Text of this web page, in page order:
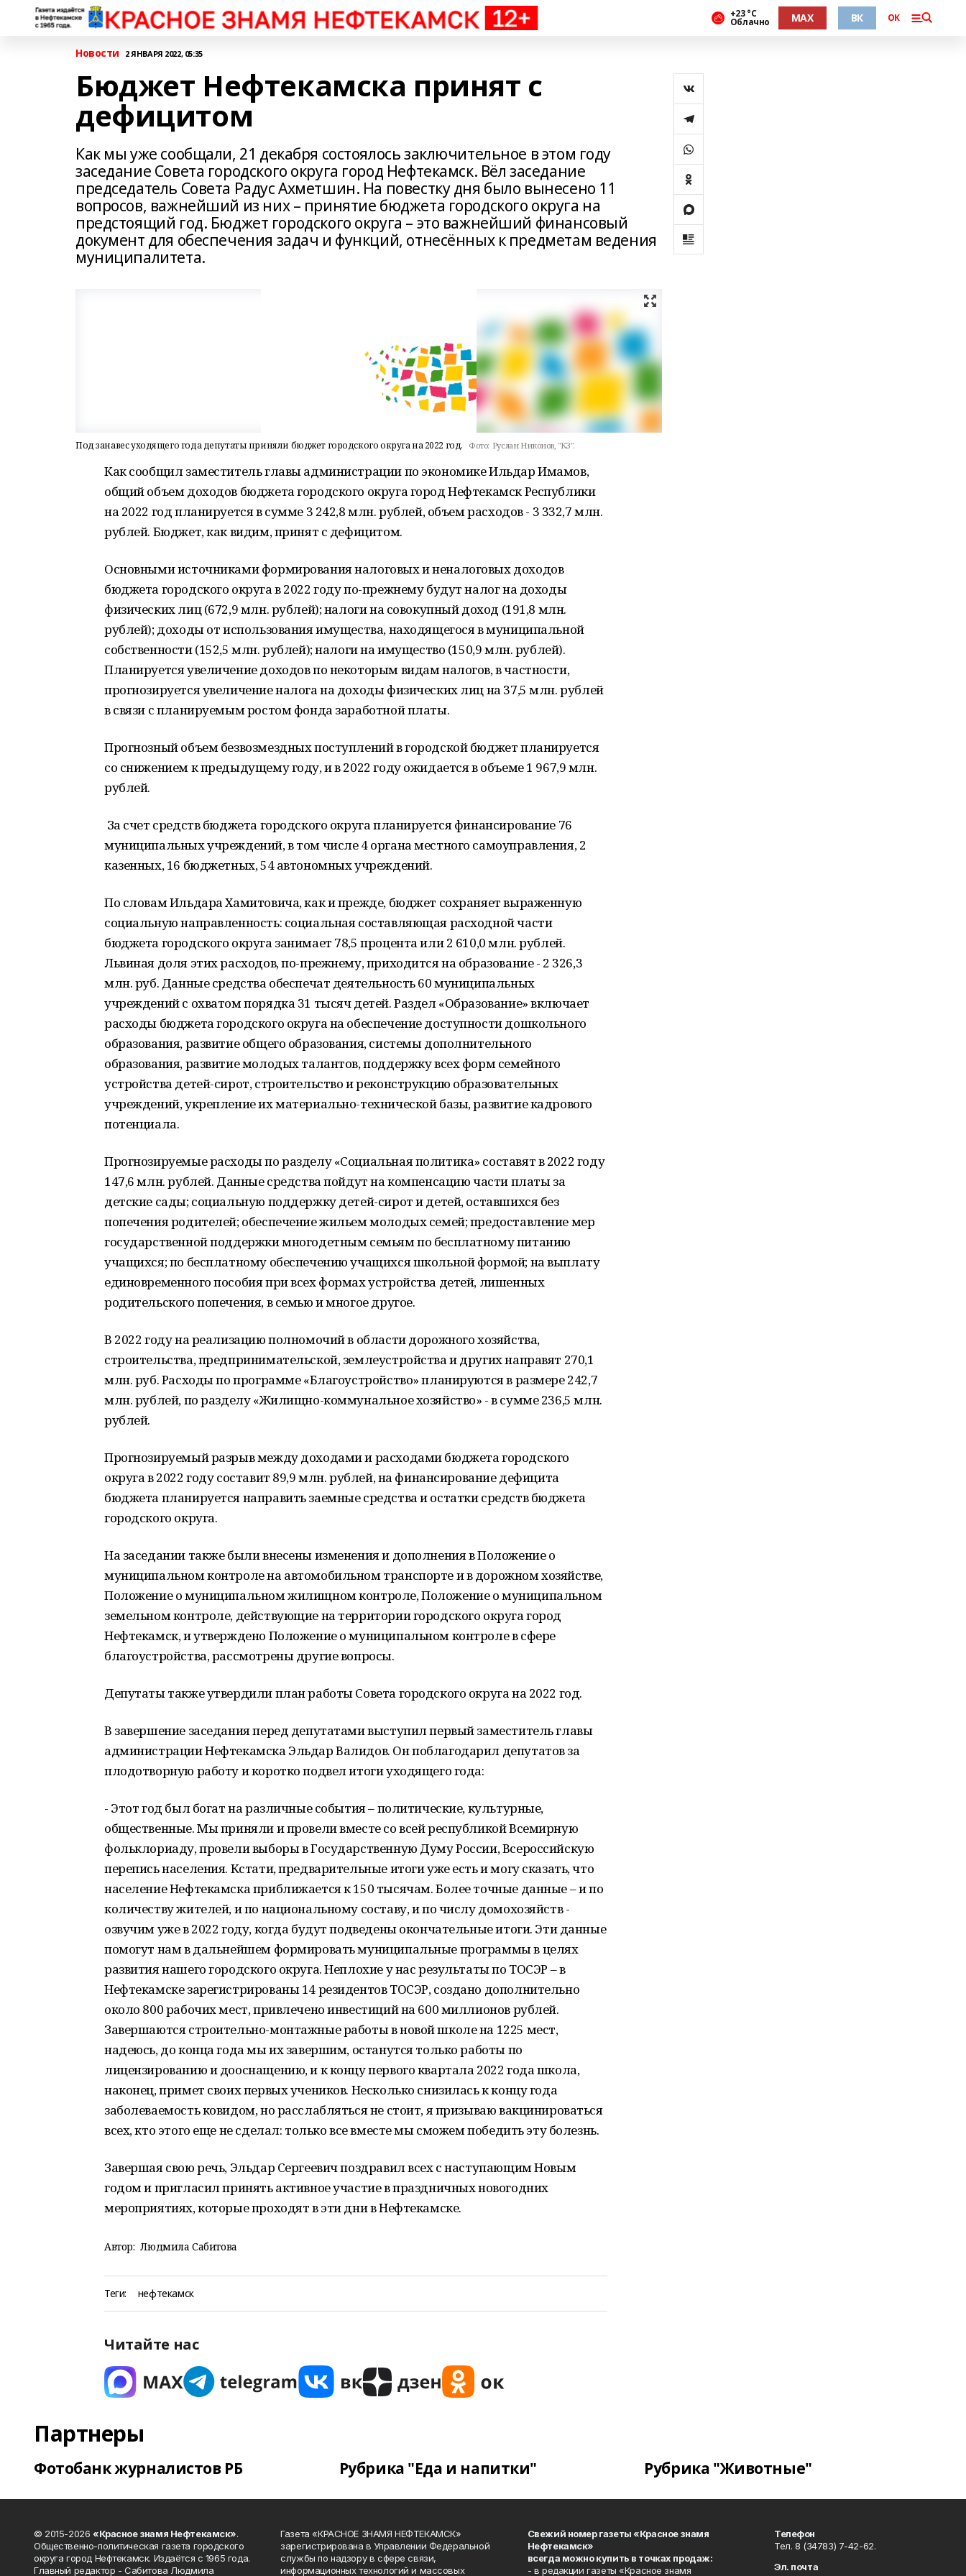
+23 °С
Облачно MAX ВК ОК
Новости 2 ЯНВАРЯ 2022, 05:35
Бюджет Нефтекамска принят с
дефицитом
Как мы уже сообщали, 21 декабря состоялось заключительное в этом году
заседание Совета городского округа город Нефтекамск. Вёл заседание
председатель Совета Радус Ахметшин. На повестку дня было вынесено 11
вопросов, важнейший из них – принятие бюджета городского округа на
предстоящий год. Бюджет городского округа – это важнейший финансовый
документ для обеспечения задач и функций, отнесённых к предметам ведения
муниципалитета.
Под занавес уходящего года депутаты приняли бюджет городского округа на 2022 год. Фото: Руслан Никонов, "КЗ".
Как сообщил заместитель главы администрации по экономике Ильдар Имамов,
общий объем доходов бюджета городского округа город Нефтекамск Республики
на 2022 год планируется в сумме 3 242,8 млн. рублей, объем расходов - 3 332,7 млн.
рублей. Бюджет, как видим, принят с дефицитом.
Основными источниками формирования налоговых и неналоговых доходов
бюджета городского округа в 2022 году по-прежнему будут налог на доходы
физических лиц (672,9 млн. рублей); налоги на совокупный доход (191,8 млн.
рублей); доходы от использования имущества, находящегося в муниципальной
собственности (152,5 млн. рублей); налоги на имущество (150,9 млн. рублей).
Планируется увеличение доходов по некоторым видам налогов, в частности,
прогнозируется увеличение налога на доходы физических лиц на 37,5 млн. рублей
в связи с планируемым ростом фонда заработной платы.
Прогнозный объем безвозмездных поступлений в городской бюджет планируется
со снижением к предыдущему году, и в 2022 году ожидается в объеме 1 967,9 млн.
рублей.
За счет средств бюджета городского округа планируется финансирование 76
муниципальных учреждений, в том числе 4 органа местного самоуправления, 2
казенных, 16 бюджетных, 54 автономных учреждений.
По словам Ильдара Хамитовича, как и прежде, бюджет сохраняет выраженную
социальную направленность: социальная составляющая расходной части
бюджета городского округа занимает 78,5 процента или 2 610,0 млн. рублей.
Львиная доля этих расходов, по-прежнему, приходится на образование - 2 326,3
млн. руб. Данные средства обеспечат деятельность 60 муниципальных
учреждений с охватом порядка 31 тысяч детей. Раздел «Образование» включает
расходы бюджета городского округа на обеспечение доступности дошкольного
образования, развитие общего образования, системы дополнительного
образования, развитие молодых талантов, поддержку всех форм семейного
устройства детей-сирот, строительство и реконструкцию образовательных
учреждений, укрепление их материально-технической базы, развитие кадрового
потенциала.
Прогнозируемые расходы по разделу «Социальная политика» составят в 2022 году
147,6 млн. рублей. Данные средства пойдут на компенсацию части платы за
детские сады; социальную поддержку детей-сирот и детей, оставшихся без
попечения родителей; обеспечение жильем молодых семей; предоставление мер
государственной поддержки многодетным семьям по бесплатному питанию
учащихся; по бесплатному обеспечению учащихся школьной формой; на выплату
единовременного пособия при всех формах устройства детей, лишенных
родительского попечения, в семью и многое другое.
В 2022 году на реализацию полномочий в области дорожного хозяйства,
строительства, предпринимательской, землеустройства и других направят 270,1
млн. руб. Расходы по программе «Благоустройство» планируются в размере 242,7
млн. рублей, по разделу «Жилищно-коммунальное хозяйство» - в сумме 236,5 млн.
рублей.
Прогнозируемый разрыв между доходами и расходами бюджета городского
округа в 2022 году составит 89,9 млн. рублей, на финансирование дефицита
бюджета планируется направить заемные средства и остатки средств бюджета
городского округа.
На заседании также были внесены изменения и дополнения в Положение о
муниципальном контроле на автомобильном транспорте и в дорожном хозяйстве,
Положение о муниципальном жилищном контроле, Положение о муниципальном
земельном контроле, действующие на территории городского округа город
Нефтекамск, и утверждено Положение о муниципальном контроле в сфере
благоустройства, рассмотрены другие вопросы.
Депутаты также утвердили план работы Совета городского округа на 2022 год.
В завершение заседания перед депутатами выступил первый заместитель главы
администрации Нефтекамска Эльдар Валидов. Он поблагодарил депутатов за
плодотворную работу и коротко подвел итоги уходящего года:
- Этот год был богат на различные события – политические, культурные,
общественные. Мы приняли и провели вместе со всей республикой Всемирную
фольклориаду, провели выборы в Государственную Думу России, Всероссийскую
перепись населения. Кстати, предварительные итоги уже есть и могу сказать, что
население Нефтекамска приближается к 150 тысячам. Более точные данные – и по
количеству жителей, и по национальному составу, и по числу домохозяйств -
озвучим уже в 2022 году, когда будут подведены окончательные итоги. Эти данные
помогут нам в дальнейшем формировать муниципальные программы в целях
развития нашего городского округа. Неплохие у нас результаты по ТОСЭР – в
Нефтекамске зарегистрированы 14 резидентов ТОСЭР, создано дополнительно
около 800 рабочих мест, привлечено инвестиций на 600 миллионов рублей.
Завершаются строительно-монтажные работы в новой школе на 1225 мест,
надеюсь, до конца года мы их завершим, останутся только работы по
лицензированию и дооснащению, и к концу первого квартала 2022 года школа,
наконец, примет своих первых учеников. Несколько снизилась к концу года
заболеваемость ковидом, но расслабляться не стоит, я призываю вакцинироваться
всех, кто этого еще не сделал: только все вместе мы сможем победить эту болезнь.
Завершая свою речь, Эльдар Сергеевич поздравил всех с наступающим Новым
годом и пригласил принять активное участие в праздничных новогодних
мероприятиях, которые проходят в эти дни в Нефтекамске.
Автор: Людмила Сабитова
Теги: нефтекамск
Читайте нас
Партнеры
Фотобанк журналистов РБ Рубрика "Еда и напитки" Рубрика "Животные"
© 2015-2026 «Красное знамя Нефтекамск».
Общественно-политическая газета городского
округа город Нефтекамск. Издаётся с 1965 года.
Главный редактор - Сабитова Людмила
Газета «КРАСНОЕ ЗНАМЯ НЕФТЕКАМСК»
зарегистрирована в Управлении Федеральной
службы по надзору в сфере связи,
информационных технологий и массовых
Свежий номер газеты «Красное знамя
Нефтекамск»
всегда можно купить в точках продаж:
- в редакции газеты «Красное знамя
Телефон
Тел. 8 (34783) 7-42-62.
Эл. почта